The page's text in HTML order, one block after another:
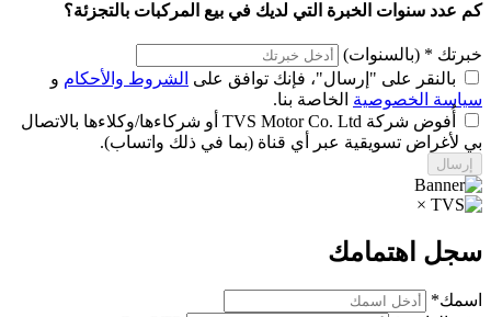
كم عدد سنوات الخبرة التي لديك في بيع المركبات بالتجزئة؟
خبرتك * (بالسنوات)
بالنقر على "إرسال"، فإنك توافق على الشروط والأحكام و
سياسة الخصوصية الخاصة بنا.
أُفوض شركة TVS Motor Co. Ltd أو شركاءها/وكلاءها بالاتصال
بي لأغراض تسويقية عبر أي قناة (بما في ذلك واتساب).
×
سجل اهتمامك
اسمك*